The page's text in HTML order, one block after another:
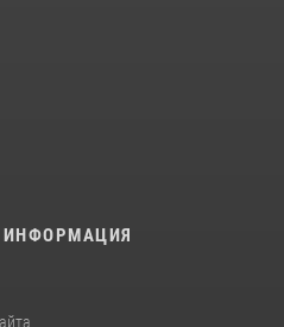
ИНФОРМАЦИЯ